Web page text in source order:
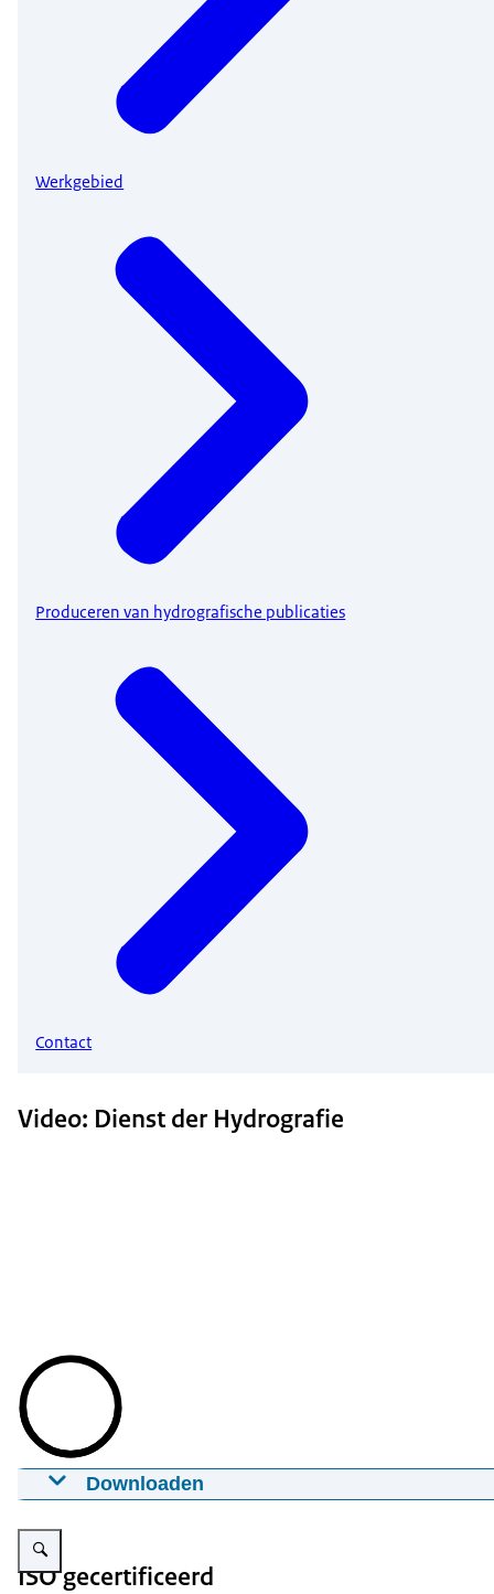
Werkgebied
Produceren van hydrografische publicaties
Contact
Video: Dienst der Hydrografie
Downloaden
Download
Vergroot afbeelding Logo ISO certificatie Hydrografie.
ISO gecertificeerd